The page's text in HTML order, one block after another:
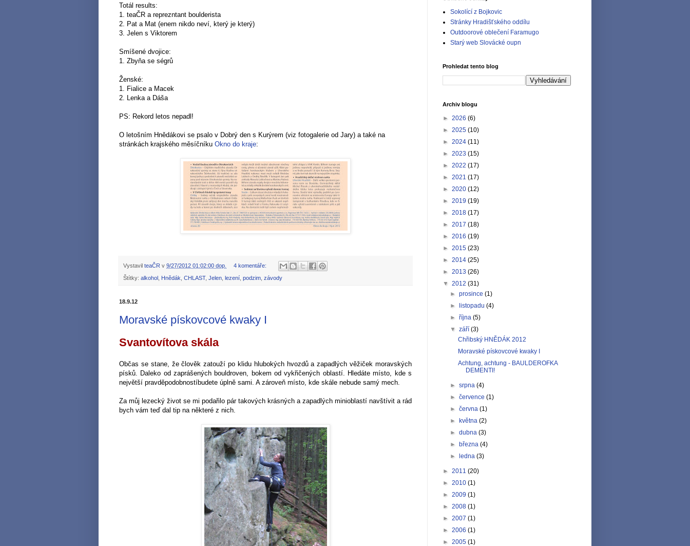
Totál results:
1. teaČR a reprezntant boulderista
2. Pat a Mat (enem nikdo neví, který je který)
3. Jelen s Viktorem
Smíšené dvojice:
1. Zbyňa se ségrů
Ženské:
1. Fialice a Macek
2. Lenka a Dáša
PS: Rekord letos nepadl!
O letošním Hnědákovi se psalo v Dobrý den s Kurýrem (viz fotogalerie od Jary) a také na
stránkách krajského měsíčníku Okno do kraje:
Vystavil teaČR v 9/27/2012 01:02:00 dop. 4 komentáře:
Štítky: alkohol , Hnědák, CHLAST, Jelen, lezení, podzim, závody
18.9.12
Moravské pískovcové kwaky I
Svantovítova skála
Občas se stane, že člověk zatouží po klidu hlubokých hvozdů a zapadlých věžiček moravských
písků. Daleko od zaprášených bouldroven, bokem od vykřičených oblastí. Hledáte místo, kde s
největší pravděpodobnostíbudete úplně sami. A zároveň místo, kde skále nebude samý mech.
Za můj lezecký život se mi podařilo pár takových krásných a zapadlých minioblastí navštívit a rád
bych vám teď dal tip na některé z nich.
Sokolící z Bojkovic
Stránky Hradišťského oddílu
Outdoorové oblečení Faramugo
Starý web Slovácké oupn
Prohledat tento blog
Archiv blogu
► 2026 (6)
► 2025 (10)
► 2024 (11)
► 2023 (15)
► 2022 (17)
► 2021 (17)
► 2020 (12)
► 2019 (19)
► 2018 (17)
► 2017 (18)
► 2016 (19)
► 2015 (23)
► 2014 (25)
► 2013 (26)
▼ 2012 (31)
►prosince(1)
►listopadu(4)
►října(5)
▼září(3)
Chřibský HNĚDÁK 2012
Moravské pískovcové kwaky I
Achtung, achtung - BAULDEROFKA
DEMENTI!
►srpna(4)
►července(1)
►června(1)
►května(2)
►dubna(3)
►března(4)
►ledna(3)
► 2011 (20)
► 2010 (1)
► 2009 (1)
► 2008 (1)
► 2007 (1)
► 2006 (1)
► 2005 (1)